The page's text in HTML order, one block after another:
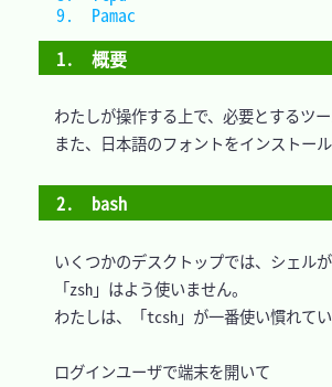
1.　概要
わたしが操作する上で、必要とするツー
また、日本語のフォントをインストー
2.　bash
いくつかのデスクトップでは、シェルが
「zsh」はよう使いません。
わたしは、「tcsh」が一番使い慣れて
ログインユーザで端末を開いて